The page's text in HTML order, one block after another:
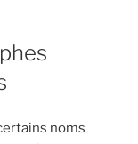
noms